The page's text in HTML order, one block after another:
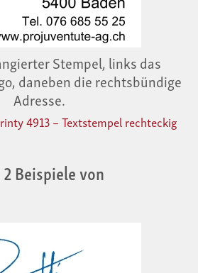
Stempel, links das
daneben die rechtsbündige
Adresse.
4913 – Textstempel rechteckig
Beispiele von